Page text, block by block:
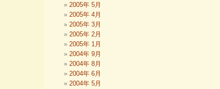
2005年 5月
2005年 4月
2005年 3月
2005年 2月
2005年 1月
2004年 9月
2004年 8月
2004年 6月
2004年 5月